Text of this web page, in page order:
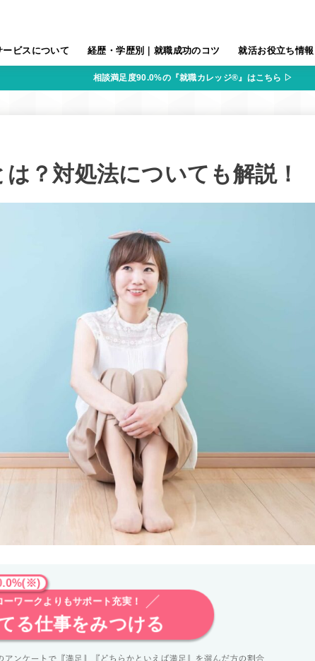
ービスについて 経歴・学歴別｜就職成功のコツ 就活お役立ち情報
相談満足度90.0%の『就職カレッジ®』はこちら ▷
？対処法についても解説！
ーワークよりもサポート充実！
る仕事をみつける